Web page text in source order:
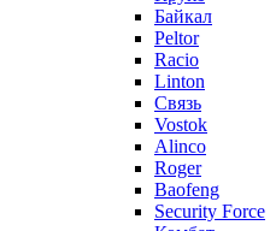
Байкал
Peltor
Racio
Linton
Связь
Vostok
Alinco
Roger
Baofeng
Security Force